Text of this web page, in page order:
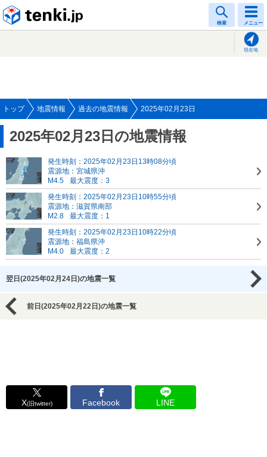
検索 メニュー
現在地
トップ 地震情報 過去の地震情報 2025年02月23日
2025年02月23日の地震情報
発生時刻：2025年02月23日13時08分頃
震源地：宮城県沖
M4.5
最大震度：3
発生時刻：2025年02月23日10時55分頃
震源地：滋賀県南部
M2.8
最大震度：1
発生時刻：2025年02月23日10時22分頃
震源地：福島県沖
M4.0
最大震度：2
翌日(2025年02月24日)の地震一覧
前日(2025年02月22日)の地震一覧
X(旧twitter) Facebook LINE